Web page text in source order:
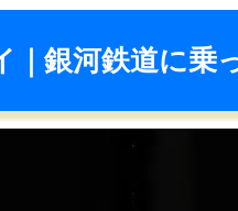
｜銀河鉄道に乗